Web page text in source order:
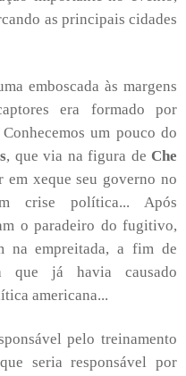
as principais cidades
emboscada às margens
era formado por
um pouco do
, que via na figura de Che
em xeque seu governo no
crise política... Após
o paradeiro do fugitivo,
na empreitada, a fim de
que já havia causado
americana...
pelo treinamento
seria responsável por